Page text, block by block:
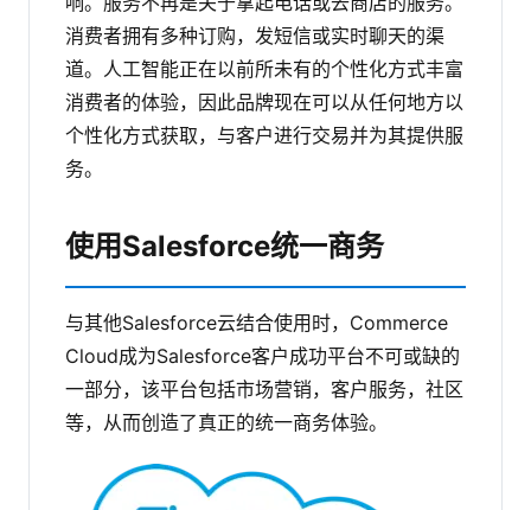
消费者拥有多种订购，发短信或实时聊天的渠
道。人工智能正在以前所未有的个性化方式丰富
消费者的体验，因此品牌现在可以从任何地方以
个性化方式获取，与客户进行交易并为其提供服
务。
使用Salesforce统一商务
与其他Salesforce云结合使用时，Commerce
Cloud成为Salesforce客户成功平台不可或缺的
一部分，该平台包括市场营销，客户服务，社区
等，从而创造了真正的统一商务体验。